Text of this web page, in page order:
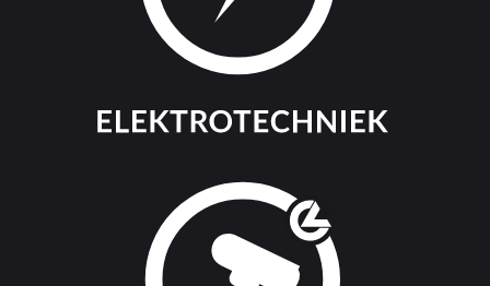
Projectleider verduurzaming
vastgoed gemeente Meierijstad